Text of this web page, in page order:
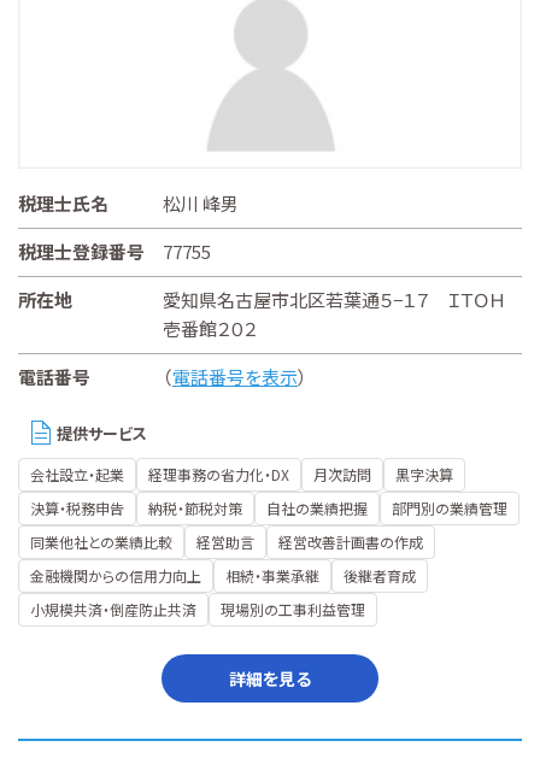
税理士氏名
松川 峰男
税理士登録番号
77755
所在地
愛知県名古屋市北区若葉通５−１７ ＩＴＯＨ
壱番館２０２
電話番号
（電話番号を表示）
提供サービス
会社設立・起業 経理事務の省力化・DX 月次訪問
黒字決算
決算・税務申告
納税・節税対策 自社の業績把握
部門別の業績管理
同業他社との業績比較
経営助言
経営改善計画書の作成
金融機関からの信用力向上
相続・事業承継
後継者育成
小規模共済・倒産防止共済
現場別の工事利益管理
詳細を見る